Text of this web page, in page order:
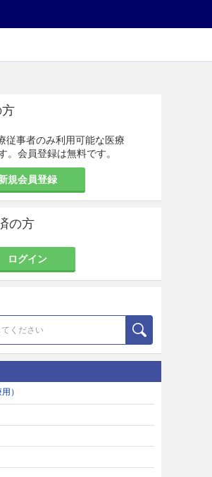
従事者のみ利用可能な医療
。会員登録は無料です。
規会員登録
の方
ログイン
）